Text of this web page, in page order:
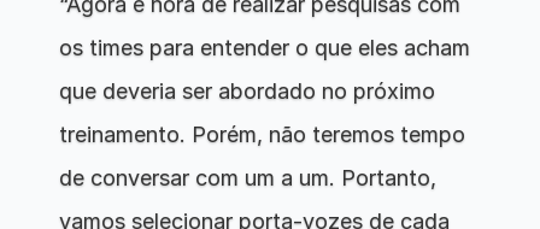
os times para entender o que eles acham
que deveria ser abordado no próximo
treinamento. Porém, não teremos tempo
de conversar com um a um. Portanto,
vamos selecionar porta-vozes de cada